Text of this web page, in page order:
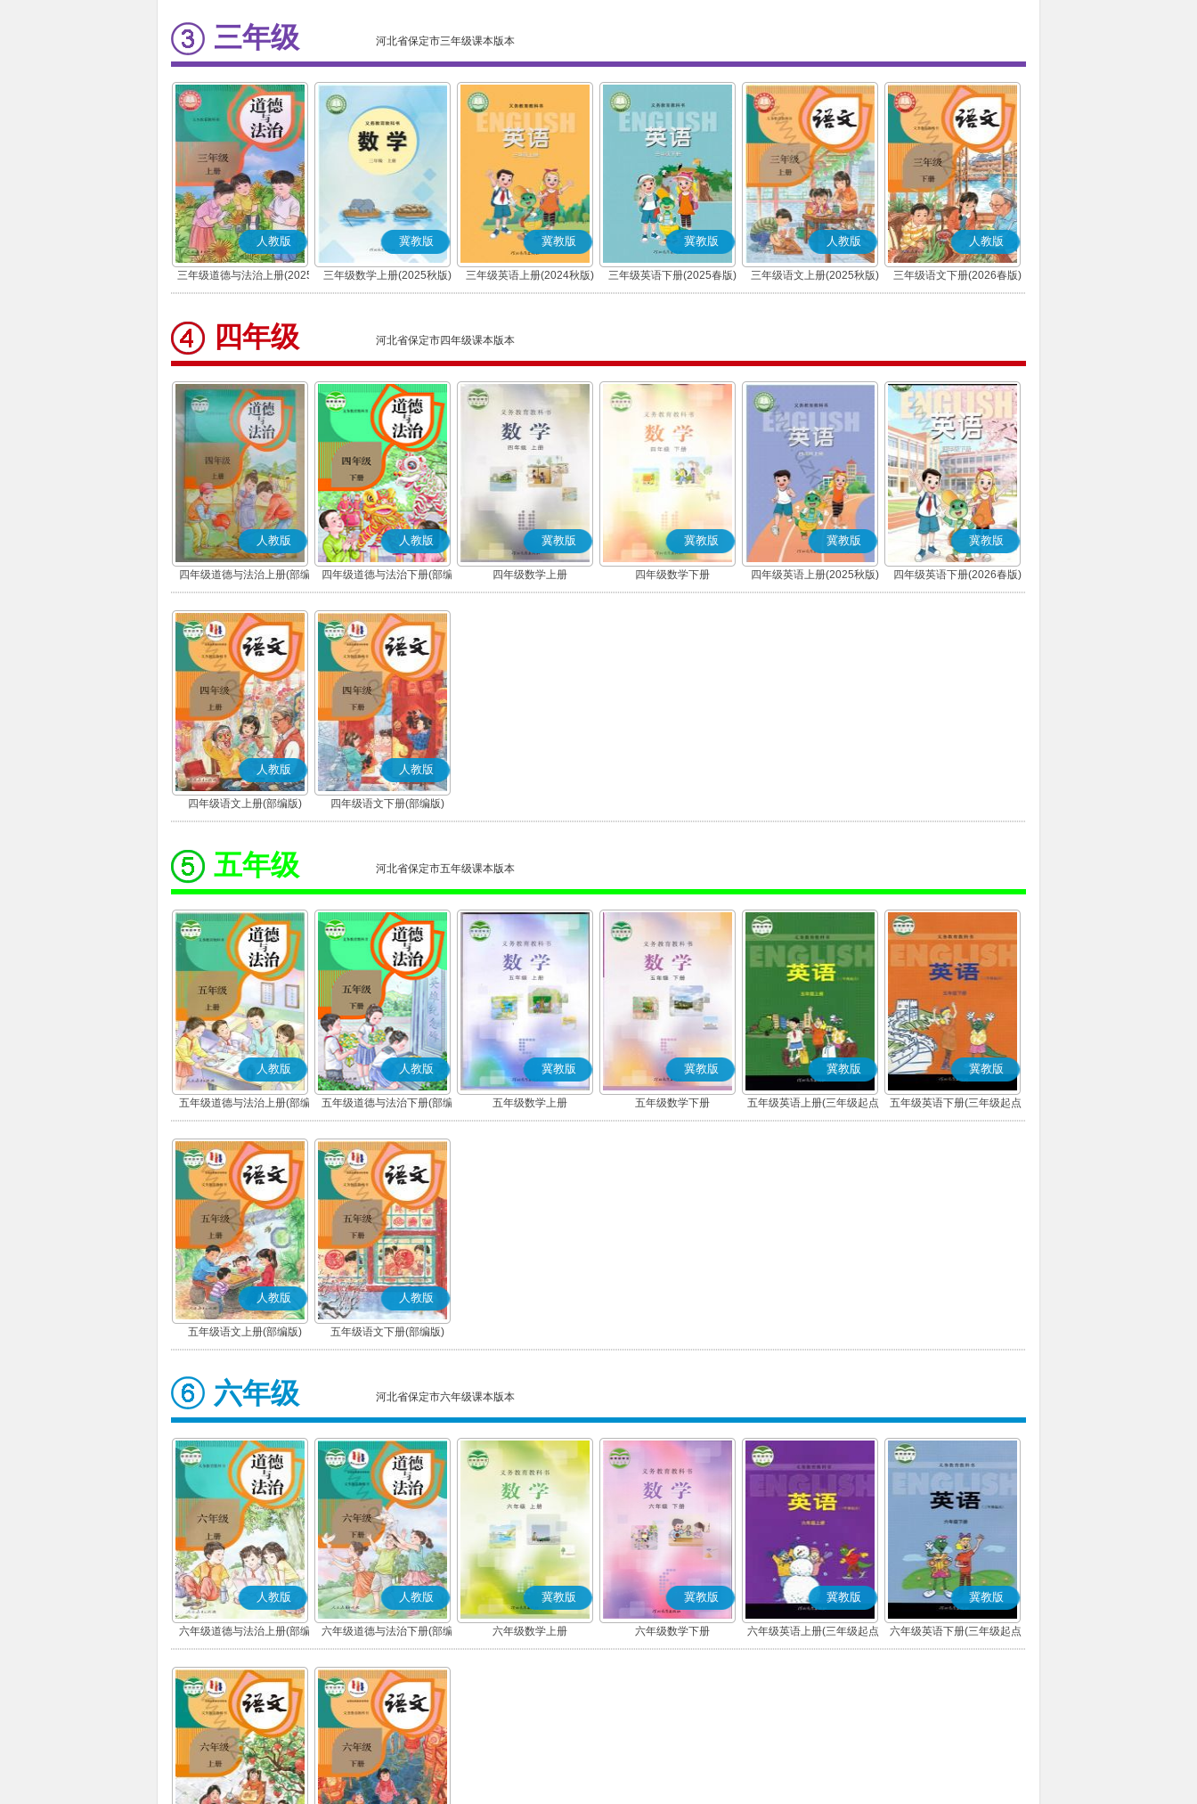
三年级 河北省保定市三年级课本版本
人教版
三年级道德与法治上册(2025
秋版)(部编版)
冀教版
三年级数学上册(2025秋版)
冀教版
三年级英语上册(2024秋版)
(三年级起点)
冀教版
三年级英语下册(2025春版)
(三年级起点)
人教版
三年级语文上册(2025秋版)
(部编版)
人教版
三年级语文下册(2026春版)
(部编版)
四年级 河北省保定市四年级课本版本
人教版
四年级道德与法治上册(部编
版)
人教版
四年级道德与法治下册(部编
版)
冀教版
四年级数学上册
冀教版
四年级数学下册
冀教版
四年级英语上册(2025秋版)
(三年级起点)
冀教版
四年级英语下册(2026春版)
(三年级起点)
人教版
四年级语文上册(部编版)
人教版
四年级语文下册(部编版)
五年级 河北省保定市五年级课本版本
人教版
五年级道德与法治上册(部编
版)
人教版
五年级道德与法治下册(部编
版)
冀教版
五年级数学上册
冀教版
五年级数学下册
冀教版
五年级英语上册(三年级起点)
冀教版
五年级英语下册(三年级起点)
人教版
五年级语文上册(部编版)
人教版
五年级语文下册(部编版)
六年级 河北省保定市六年级课本版本
人教版
六年级道德与法治上册(部编
版)
人教版
六年级道德与法治下册(部编
版)
冀教版
六年级数学上册
冀教版
六年级数学下册
冀教版
六年级英语上册(三年级起点)
冀教版
六年级英语下册(三年级起点)